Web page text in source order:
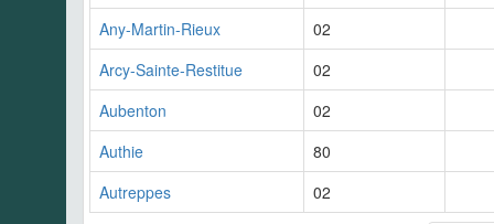
Any-Martin-Rieux
02
Arcy-Sainte-Restitue
02
Aubenton
02
Authie
80
Autreppes
02